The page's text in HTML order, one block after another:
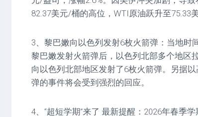
82.37美元/桶的高位，WTI原油跃升至75.33
3、黎巴嫩向以色列发射6枚火箭弹：当地时
黎巴嫩发射火箭弹后，以色列北部多个地区
向以色列北部地区发射了6枚火箭弹。另据
弹的事件将会受到强烈的回应。
4、“超短学期”来了 最新提醒：2026年春季